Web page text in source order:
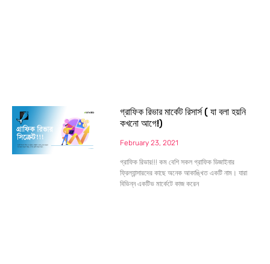
গ্রাফিক রিভার মার্কেট রিসার্স ( যা বলা হয়নি
কখনো আগে!)
February 23, 2021
গ্রাফিক রিভার!!! কম বেশি সকল গ্রাফিক ডিজাইনার
ফ্রিল্যান্সারদের কাছে অনেক আকাঙ্খিত একটি নাম। যারা
বিভিন্ন একটিভ মার্কেটে কাজ করেন